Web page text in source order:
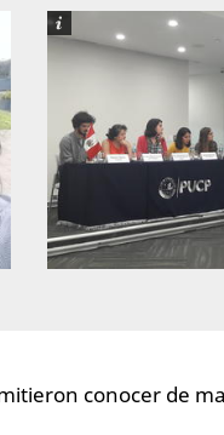
conocer de